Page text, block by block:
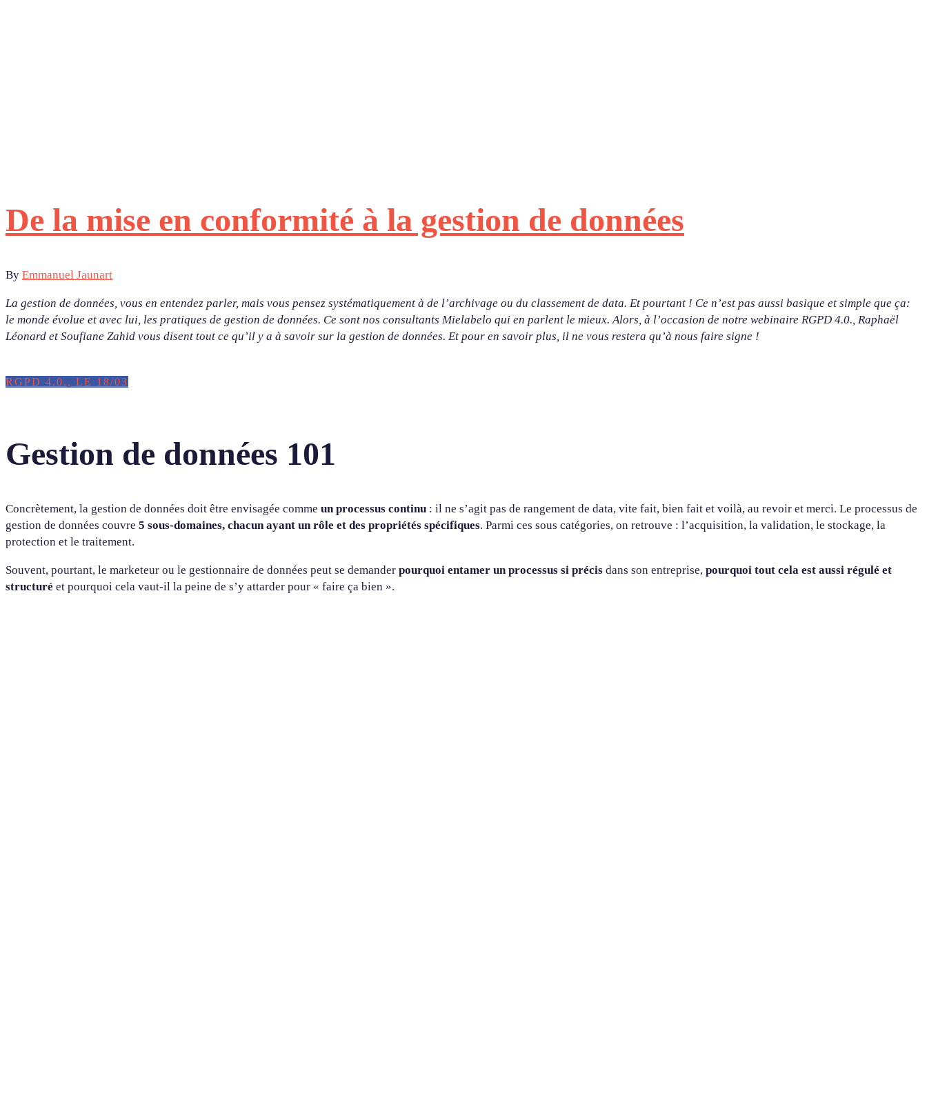
De la mise en conformité à la gestion de données
By Emmanuel Jaunart
La gestion de données, vous en entendez parler, mais vous pensez systématiquement à de l’archivage ou du classement de data. Et pourtant ! Ce n’est pas aussi basique et simple que ça:
le monde évolue et avec lui, les pratiques de gestion de données. Ce sont nos consultants Mielabelo qui en parlent le mieux. Alors, à l’occasion de notre webinaire RGPD 4.0., Raphaël
Léonard et Soufiane Zahid vous disent tout ce qu’il y a à savoir sur la gestion de données. Et pour en savoir plus, il ne vous restera qu’à nous faire signe !
RGPD 4.0., LE 18/03
Gestion de données 101
Concrètement, la gestion de données doit être envisagée comme un processus continu : il ne s’agit pas de rangement de data, vite fait, bien fait et voilà, au revoir et merci. Le processus de
gestion de données couvre 5 sous-domaines, chacun ayant un rôle et des propriétés spécifiques. Parmi ces sous catégories, on retrouve : l’acquisition, la validation, le stockage, la
protection et le traitement.
Souvent, pourtant, le marketeur ou le gestionnaire de données peut se demander pourquoi entamer un processus si précis dans son entreprise, pourquoi tout cela est aussi régulé et
structuré et pourquoi cela vaut-il la peine de s’y attarder pour « faire ça bien ».